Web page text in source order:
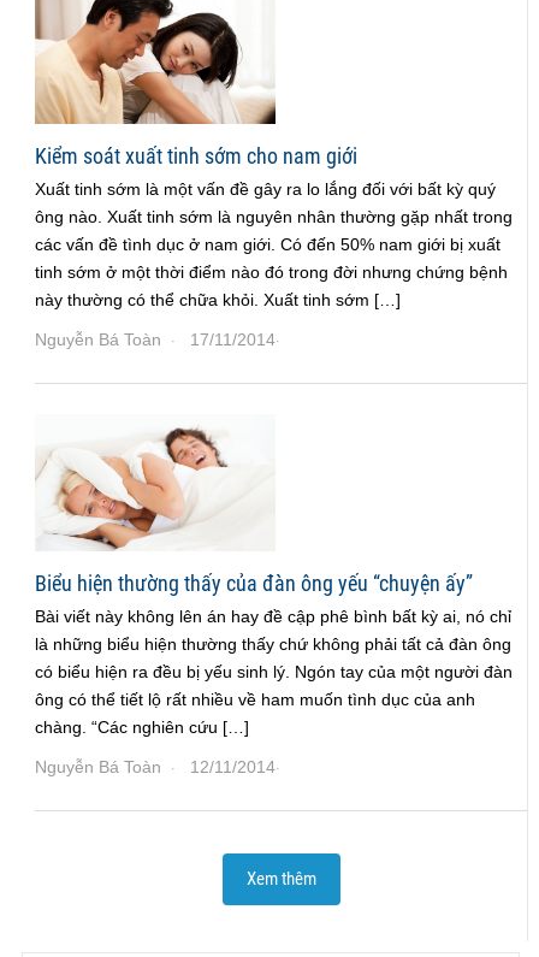
Kiểm soát xuất tinh sớm cho nam giới
Xuất tinh sớm là một vấn đề gây ra lo lắng đối với bất kỳ quý
ông nào. Xuất tinh sớm là nguyên nhân thường gặp nhất trong
các vấn đề tình dục ở nam giới. Có đến 50% nam giới bị xuất
tinh sớm ở một thời điểm nào đó trong đời nhưng chứng bệnh
này thường có thể chữa khỏi. Xuất tinh sớm […]
Nguyễn Bá Toàn · 17/11/2014·
Biểu hiện thường thấy của đàn ông yếu “chuyện ấy”
Bài viết này không lên án hay đề cập phê bình bất kỳ ai, nó chỉ
là những biểu hiện thường thấy chứ không phải tất cả đàn ông
có biểu hiện ra đều bị yếu sinh lý. Ngón tay của một người đàn
ông có thể tiết lộ rất nhiều về ham muốn tình dục của anh
chàng. “Các nghiên cứu […]
Nguyễn Bá Toàn · 12/11/2014·
Xem thêm